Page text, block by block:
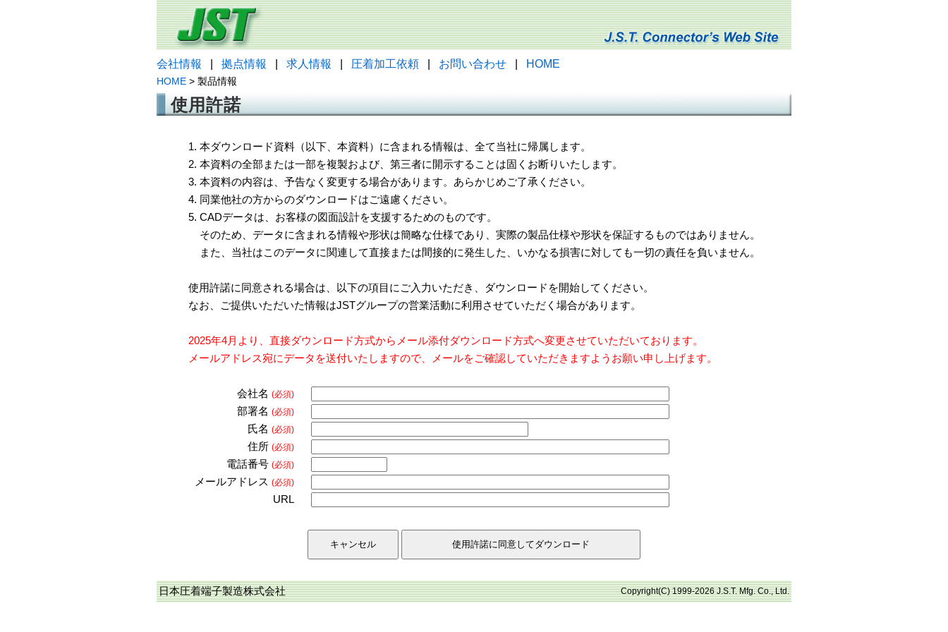
会社情報 拠点情報 求人情報 圧着加工依頼 お問い合わせ HOME
HOME > 製品情報
使用許諾
1. 本ダウンロード資料（以下、本資料）に含まれる情報は、全て当社に帰属します。
2. 本資料の全部または一部を複製および、第三者に開示することは固くお断りいたします。
3. 本資料の内容は、予告なく変更する場合があります。あらかじめご了承ください。
4. 同業他社の方からのダウンロードはご遠慮ください。
5. CADデータは、お客様の図面設計を支援するためのものです。
そのため、データに含まれる情報や形状は簡略な仕様であり、実際の製品仕様や形状を保証するものではありません。
また、当社はこのデータに関連して直接または間接的に発生した、いかなる損害に対しても一切の責任を負いません。
使用許諾に同意される場合は、以下の項目にご入力いただき、ダウンロードを開始してください。
なお、ご提供いただいた情報はJSTグループの営業活動に利用させていただく場合があります。
2025年4月より、直接ダウンロード方式からメール添付ダウンロード方式へ変更させていただいております。
メールアドレス宛にデータを送付いたしますので、メールをご確認していただきますようお願い申し上げます。
会社名 (必須)
部署名 (必須)
氏名 (必須)
住所 (必須)
電話番号 (必須)
メールアドレス (必須)
URL
日本圧着端子製造株式会社 Copyright(C) 1999-2026 J.S.T. Mfg. Co., Ltd.